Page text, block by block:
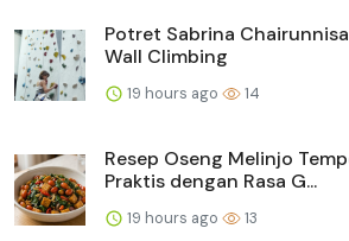
Potret Sabrina
Wall Climbing
19 hours ago 14
Resep Oseng Melinjo
Praktis dengan Rasa G...
19 hours ago 13